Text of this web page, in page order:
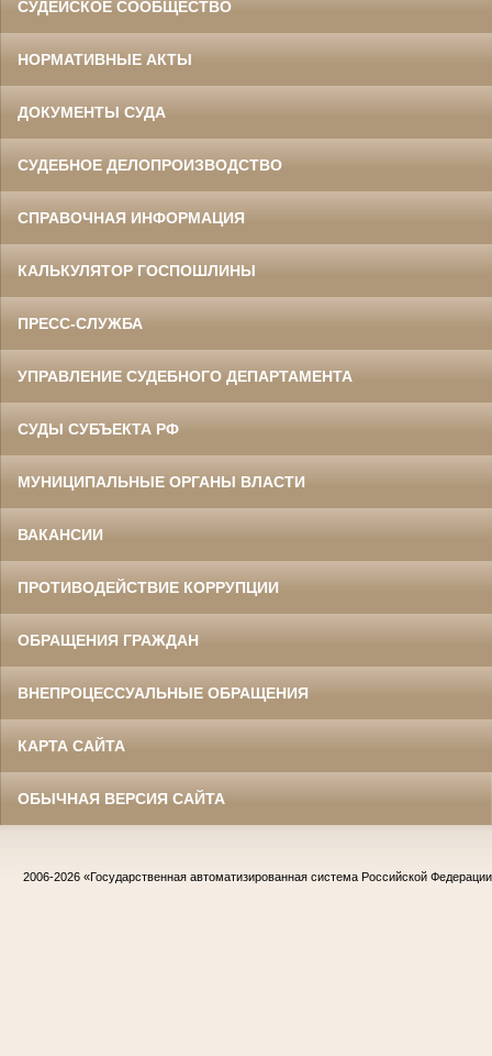
СУДЕЙСКОЕ СООБЩЕСТВО
НОРМАТИВНЫЕ АКТЫ
ДОКУМЕНТЫ СУДА
СУДЕБНОЕ ДЕЛОПРОИЗВОДСТВО
СПРАВОЧНАЯ ИНФОРМАЦИЯ
КАЛЬКУЛЯТОР ГОСПОШЛИНЫ
ПРЕСС-СЛУЖБА
УПРАВЛЕНИЕ СУДЕБНОГО ДЕПАРТАМЕНТА
СУДЫ СУБЪЕКТА РФ
МУНИЦИПАЛЬНЫЕ ОРГАНЫ ВЛАСТИ
ВАКАНСИИ
ПРОТИВОДЕЙСТВИЕ КОРРУПЦИИ
ОБРАЩЕНИЯ ГРАЖДАН
ВНЕПРОЦЕССУАЛЬНЫЕ ОБРАЩЕНИЯ
КАРТА САЙТА
ОБЫЧНАЯ ВЕРСИЯ САЙТА
2006-2026 «Государственная автоматизированная система Российской